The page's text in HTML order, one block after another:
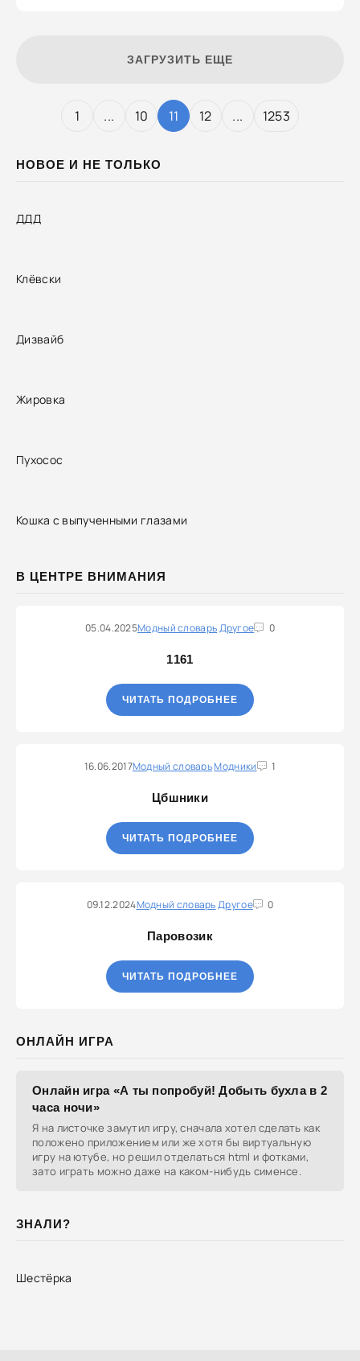
НОВОЕ И НЕ ТОЛЬКО
ДДД
Клёвски
Дизвайб
Жировка
Пухосос
Кошка с выпученными глазами
В ЦЕНТРЕ ВНИМАНИЯ
05.04.2025Модный словарьДругое 0
1161
ЧИТАТЬ ПОДРОБНЕЕ
16.06.2017Модный словарьМодники 1
Цбшники
ЧИТАТЬ ПОДРОБНЕЕ
09.12.2024Модный словарьДругое 0
Паровозик
ЧИТАТЬ ПОДРОБНЕЕ
ОНЛАЙН ИГРА
Онлайн игра «А ты попробуй! Добыть бухла в 2
часа ночи»
Я на листочке замутил игру, сначала хотел сделать как
положено приложением или же хотя бы виртуальную
игру на ютубе, но решил отделаться html и фотками,
зато играть можно даже на каком-нибудь сименсе.
ЗАГРУЗИТЬ ЕЩЕ
1 ... 10 11 12 ... 1253
ЗНАЛИ?
Шестёрка